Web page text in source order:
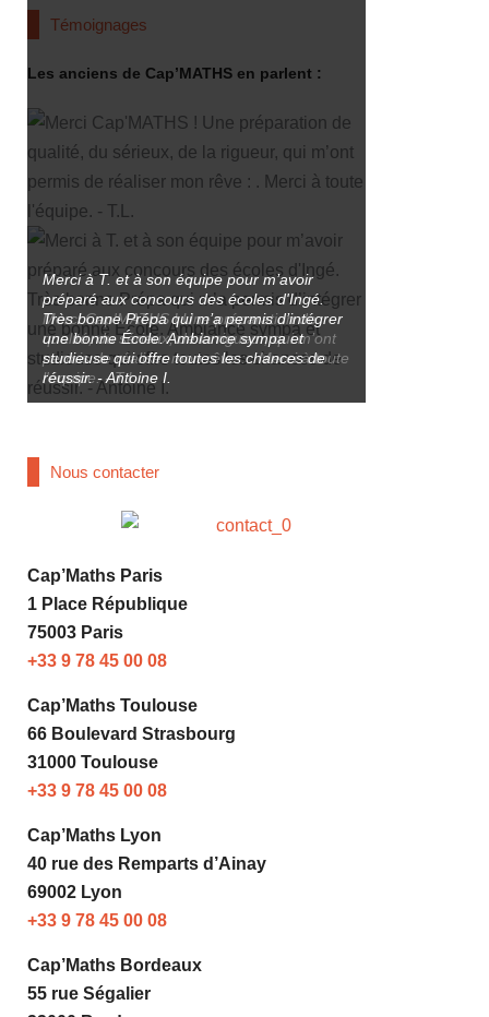
Témoignages
Les anciens de Cap’MATHS en parlent :
Merci Cap'MATHS ! Une préparation de
qualité, du sérieux, de la rigueur, qui m’ont
permis de réaliser mon rêve : . Merci à toute
l'équipe. - T.L.
Merci à T. et à son équipe pour m’avoir
préparé aux concours des écoles d'Ingé.
Très bonne Prépa qui m’a permis d’intégrer
une bonne École. Ambiance sympa et
studieuse qui offre toutes les chances de
réussir. - Antoine I.
Nous contacter
Cap’Maths Paris
1 Place République
75003 Paris
+33 9 78 45 00 08
Cap’Maths Toulouse
66 Boulevard Strasbourg
31000 Toulouse
+33 9 78 45 00 08
Cap’Maths Lyon
40 rue des Remparts d’Ainay
69002 Lyon
+33 9 78 45 00 08
Cap’Maths Bordeaux
55 rue Ségalier